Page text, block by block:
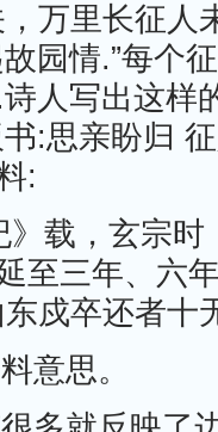
万里长征人
园情.”每个
人写出这样
:思亲盼归
:
》载，玄宗
至三年、六
戍卒还者十
意思。